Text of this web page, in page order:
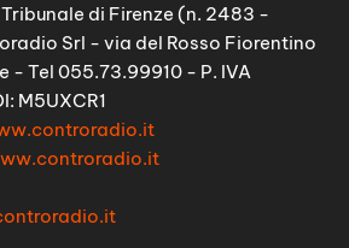
di Firenze (n. 2483 -
Srl - via del Rosso Fiorentino
- Tel 055.73.99910 - P. IVA
M5UXCR1